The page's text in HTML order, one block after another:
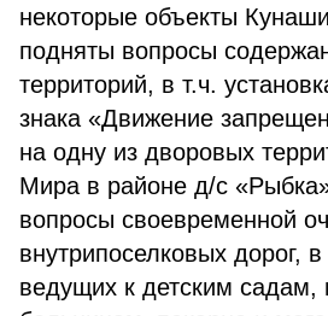
некоторые объекты
подняты вопросы
территорий, в т.ч.
знака «Движение
на одну из дворовых
Мира в районе д/с
вопросы своевременной
внутрипоселковых дорог,
ведущих к детским садам,